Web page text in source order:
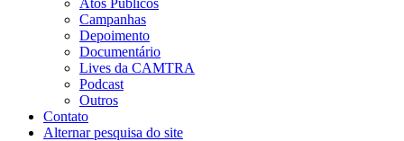
Campanhas
Depoimento
Documentário
Lives da CAMTRA
Podcast
Outros
Contato
Alternar pesquisa do site